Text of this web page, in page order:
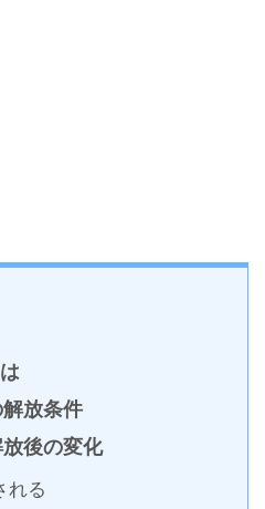
放条件
後の変化
れる